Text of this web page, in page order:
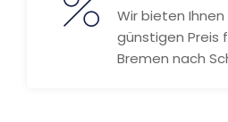
Wir bieten
günstigen Preis
Bremen nach